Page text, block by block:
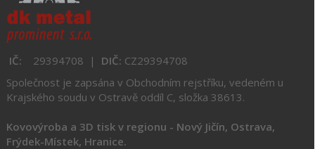
IČ: 29394708 | DIČ: CZ29394708
Společnost je zapsána v Obchodním rejstříku, vedeném u
Krajského soudu v Ostravě oddíl C, složka 38613.
Kovovýroba a 3D tisk v regionu - Nový Jičín, Ostrava,
Frýdek-Místek, Hranice.